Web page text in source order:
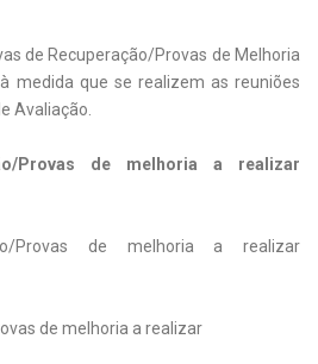
de Recuperação/Provas de Melhoria
medida que se realizem as reuniões
Avaliação.
Provas de melhoria a realizar
Provas de melhoria a realizar
de melhoria a realizar